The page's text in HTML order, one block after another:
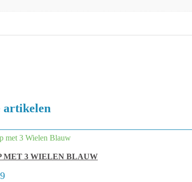
artikelen
MET 3 WIELEN BLAUW